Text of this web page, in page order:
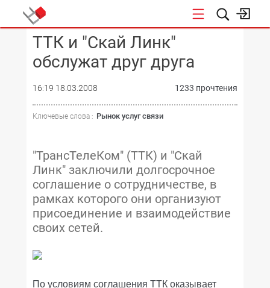
КОНФЕРЕНЦИИ
ТТК и "Скай Линк"
обслужат друг друга
16:19 18.03.2008 1233 прочтения
Ключевые слова : Рынок услуг связи
"ТрансТелеКом" (ТТК) и "Скай
Линк" заключили долгосрочное
соглашение о сотрудничестве, в
рамках которого они организуют
присоединение и взаимодействие
своих сетей.
По условиям соглашения ТТК оказывает